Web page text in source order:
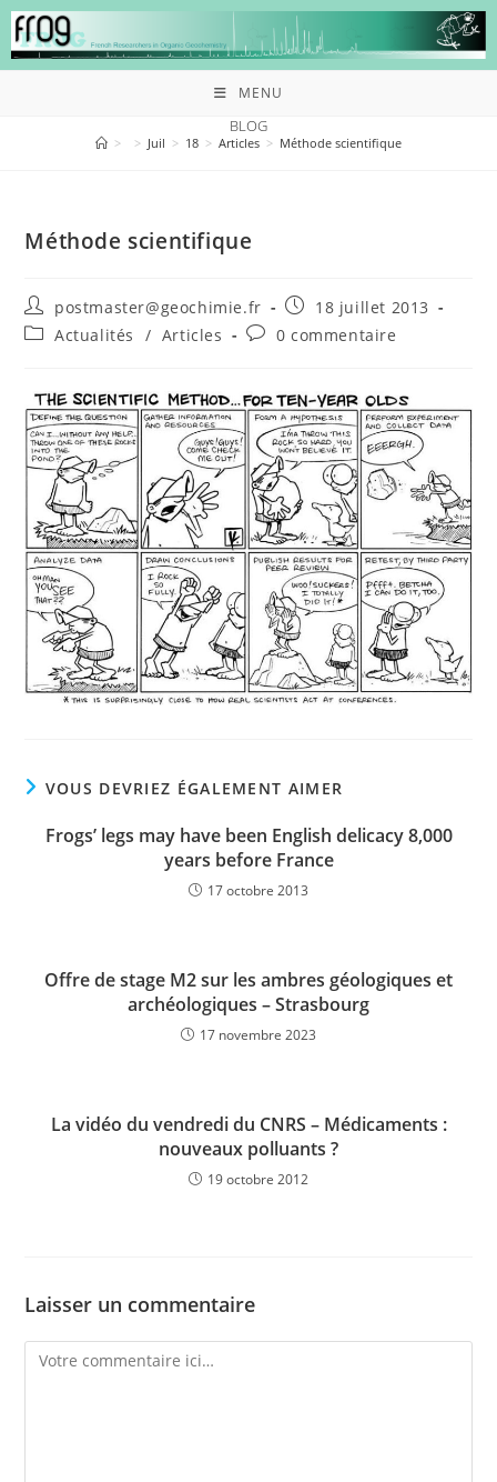
MENU
BLOG
> > Juil > 18 > Articles > Méthode scientifique
Méthode scientifique
postmaster@geochimie.fr
18 juillet 2013
Actualités
/ Articles 0 commentaire
VOUS DEVRIEZ ÉGALEMENT AIMER
Frogs’ legs may have been English delicacy 8,000
years before France
17 octobre 2013
Offre de stage M2 sur les ambres géologiques et
archéologiques – Strasbourg
17 novembre 2023
La vidéo du vendredi du CNRS – Médicaments :
nouveaux polluants ?
19 octobre 2012
Laisser un commentaire